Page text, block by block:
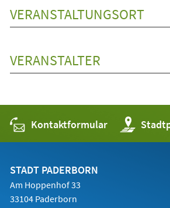
VERANSTALTUNGSORT
VERANSTALTER
Kontaktformular (Öffnet
in
einem
STADT PADERBORN
Am Hoppenhof 33
33104 Paderborn